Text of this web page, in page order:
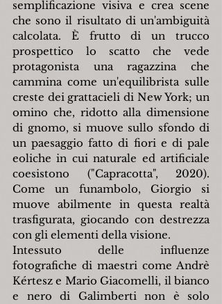
semplificazione visiva e crea scene
che sono il risultato di un'ambiguità
calcolata. È frutto di un trucco
prospettico lo scatto che vede
protagonista una ragazzina che
cammina come un'equilibrista sulle
creste dei grattacieli di New York; un
omino che, ridotto alla dimensione
di gnomo, si muove sullo sfondo di
un paesaggio fatto di fiori e di pale
eoliche in cui naturale ed artificiale
coesistono ("Capracotta", 2020).
Come un funambolo, Giorgio si
muove abilmente in questa realtà
trasfigurata, giocando con destrezza
con gli elementi della visione.
Intessuto delle influenze
fotografiche di maestri come Andrè
Kértesz e Mario Giacomelli, il bianco
e nero di Galimberti non è solo